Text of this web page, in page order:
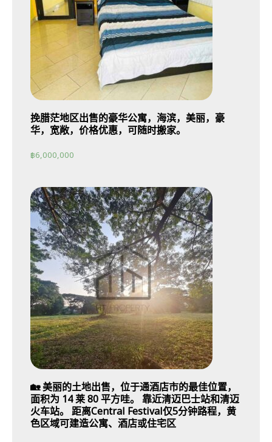
挽腊茫地区出售的豪华公寓，海滨，美丽，豪
华，宽敞，价格优惠，可随时搬家。
฿6,000,000
🏡 美丽的土地出售，位于通酒店市的最佳位置，
面积为 14 莱 80 平方哇。 靠近清迈巴士站和清迈
火车站。 距离Central Festival仅5分钟路程，黄
色区域可建造公寓、酒店或住宅区